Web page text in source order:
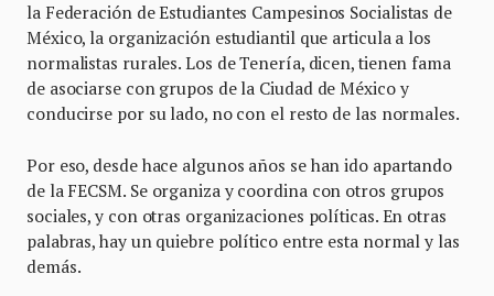
la Federación de Estudiantes Campesinos Socialistas de
México, la organización estudiantil que articula a los
normalistas rurales. Los de Tenería, dicen, tienen fama
de asociarse con grupos de la Ciudad de México y
conducirse por su lado, no con el resto de las normales.
Por eso, desde hace algunos años se han ido apartando
de la FECSM. Se organiza y coordina con otros grupos
sociales, y con otras organizaciones políticas. En otras
palabras, hay un quiebre político entre esta normal y las
demás.